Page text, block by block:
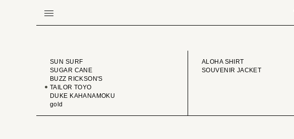
BRAND
SUN SURF
SUGAR CANE
BUZZ RICKSON'S
TAILOR TOYO
DUKE KAHANAMOKU
gold
ALOHA SHIRT
SOUVENIR JACKET